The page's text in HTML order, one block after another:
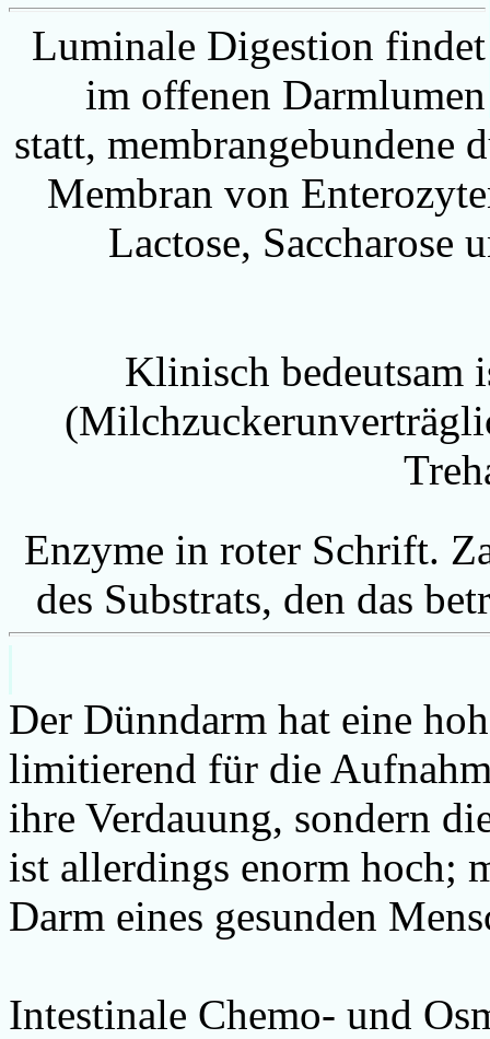
Luminale Digestion findet
im offenen Darmlumen
statt, membrangebundene
Membran von
Lactose, Saccharose
Klinisch bedeutsam
Enzyme in roter Schrift.
des Substrats, den das
Der Dünndarm hat eine
limitierend für die
ihre Verdauung, sondern
ist allerdings enorm hoch;
Darm eines gesunden
Intestinale Chemo- und